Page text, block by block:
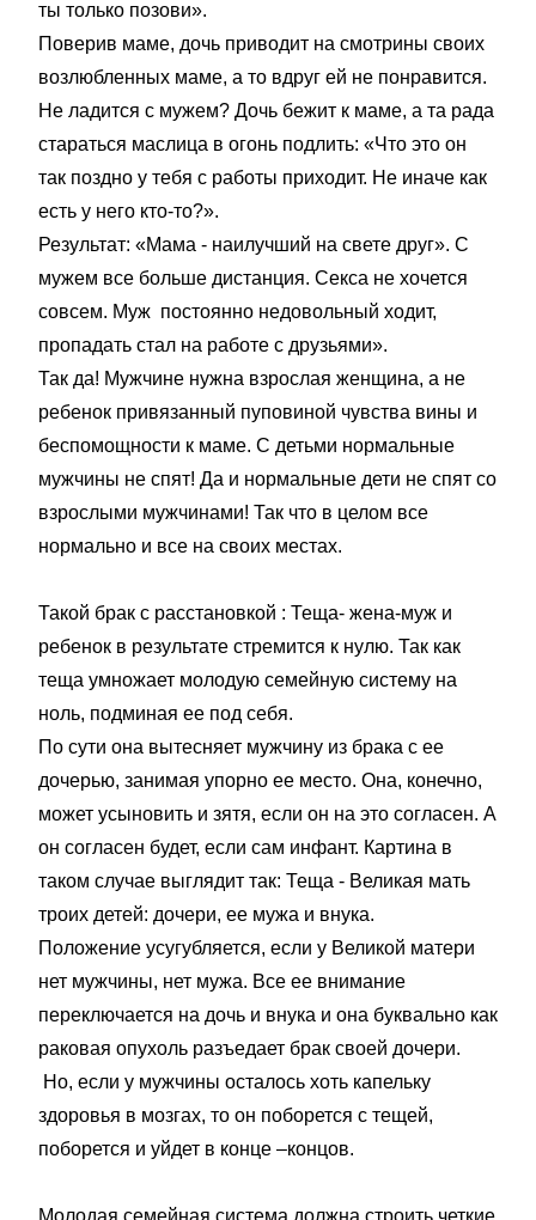
ты только позови».
Поверив маме, дочь приводит на смотрины своих
возлюбленных маме, а то вдруг ей не понравится.
Не ладится с мужем? Дочь бежит к маме, а та рада
стараться маслица в огонь подлить: «Что это он
так поздно у тебя с работы приходит. Не иначе как
есть у него кто-то?».
Результат: «Мама - наилучший на свете друг». С
мужем все больше дистанция. Секса не хочется
совсем. Муж постоянно недовольный ходит,
пропадать стал на работе с друзьями».
Так да! Мужчине нужна взрослая женщина, а не
ребенок привязанный пуповиной чувства вины и
беспомощности к маме. С детьми нормальные
мужчины не спят! Да и нормальные дети не спят со
взрослыми мужчинами! Так что в целом все
нормально и все на своих местах.
Такой брак с расстановкой : Теща- жена-муж и
ребенок в результате стремится к нулю. Так как
теща умножает молодую семейную систему на
ноль, подминая ее под себя.
По сути она вытесняет мужчину из брака с ее
дочерью, занимая упорно ее место. Она, конечно,
может усыновить и зятя, если он на это согласен. А
он согласен будет, если сам инфант. Картина в
таком случае выглядит так: Теща - Великая мать
троих детей: дочери, ее мужа и внука.
Положение усугубляется, если у Великой матери
нет мужчины, нет мужа. Все ее внимание
переключается на дочь и внука и она буквально как
раковая опухоль разъедает брак своей дочери.
Но, если у мужчины осталось хоть капельку
здоровья в мозгах, то он поборется с тещей,
поборется и уйдет в конце –концов.
Молодая семейная система должна строить четкие